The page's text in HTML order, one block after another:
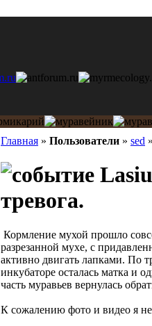
Главная » Пользователи » sed
тревога.
Кормление мухой прошло
разрезанной мухе, с
активно двигать лапками. По
инкубаторе осталась матка и
часть муравьев вернулась
К сожалению фото и видео я не